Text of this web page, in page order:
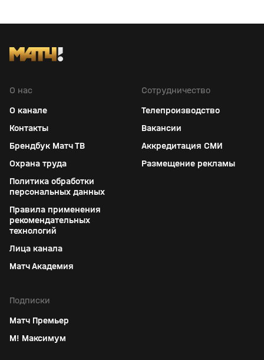
О нас
О канале
Контакты
Брендбук Матч ТВ
Охрана труда
Политика обработки
персональных данных
Правила применения
рекомендательных
технологий
Лица канала
Матч Академия
Сотрудничество
Телепроизводство
Вакансии
Аккредитация СМИ
Размещение рекламы
Подписки
Матч Премьер
М! Максимум